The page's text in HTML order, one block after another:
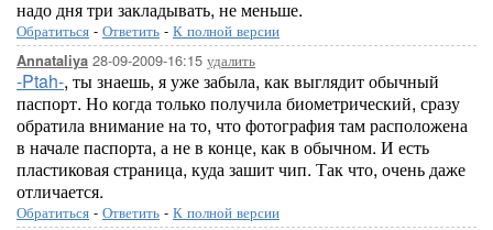
надо дня три закладывать, не меньше.
Обратиться - Ответить - К полной версии
Annataliya 28-09-2009-16:15 удалить
-Ptah-, ты знаешь, я уже забыла, как выглядит обычный
паспорт. Но когда только получила биометрический, сразу
обратила внимание на то, что фотография там расположена
в начале паспорта, а не в конце, как в обычном. И есть
пластиковая страница, куда зашит чип. Так что, очень даже
отличается.
Обратиться - Ответить - К полной версии